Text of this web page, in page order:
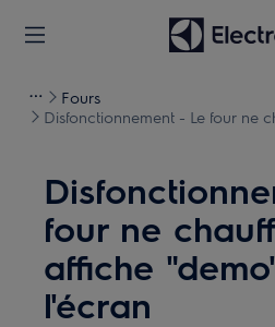
Fours
Disfonctionnement - Le four ne
four ne
affiche
l'écran